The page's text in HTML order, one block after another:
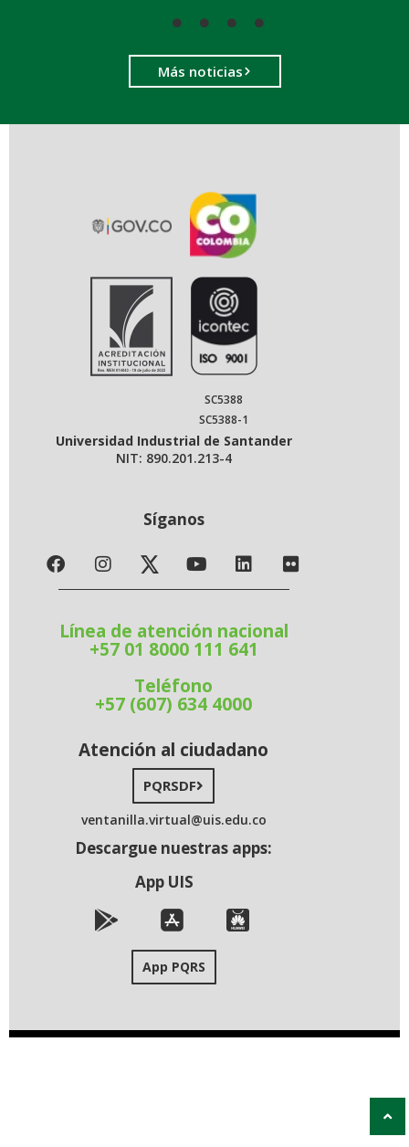
Más noticias